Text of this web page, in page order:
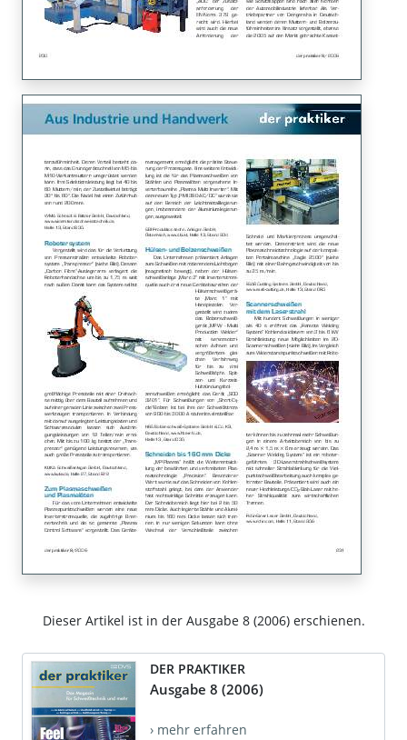
Dieser Artikel ist in der Ausgabe 8 (2006) erschienen.
DER PRAKTIKER
Ausgabe 8 (2006)
› mehr erfahren